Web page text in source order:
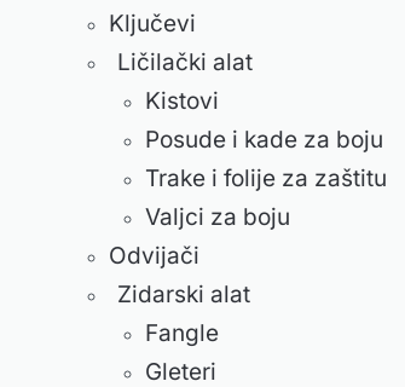
Ključevi
Ličilački alat
Kistovi
Posude i kade za boju
Trake i folije za zaštitu
Valjci za boju
Odvijači
Zidarski alat
Fangle
Gleteri